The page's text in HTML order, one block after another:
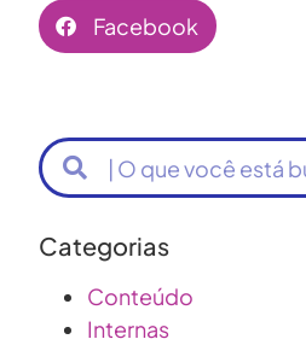
Facebook
Categorias
Conteúdo
Internas